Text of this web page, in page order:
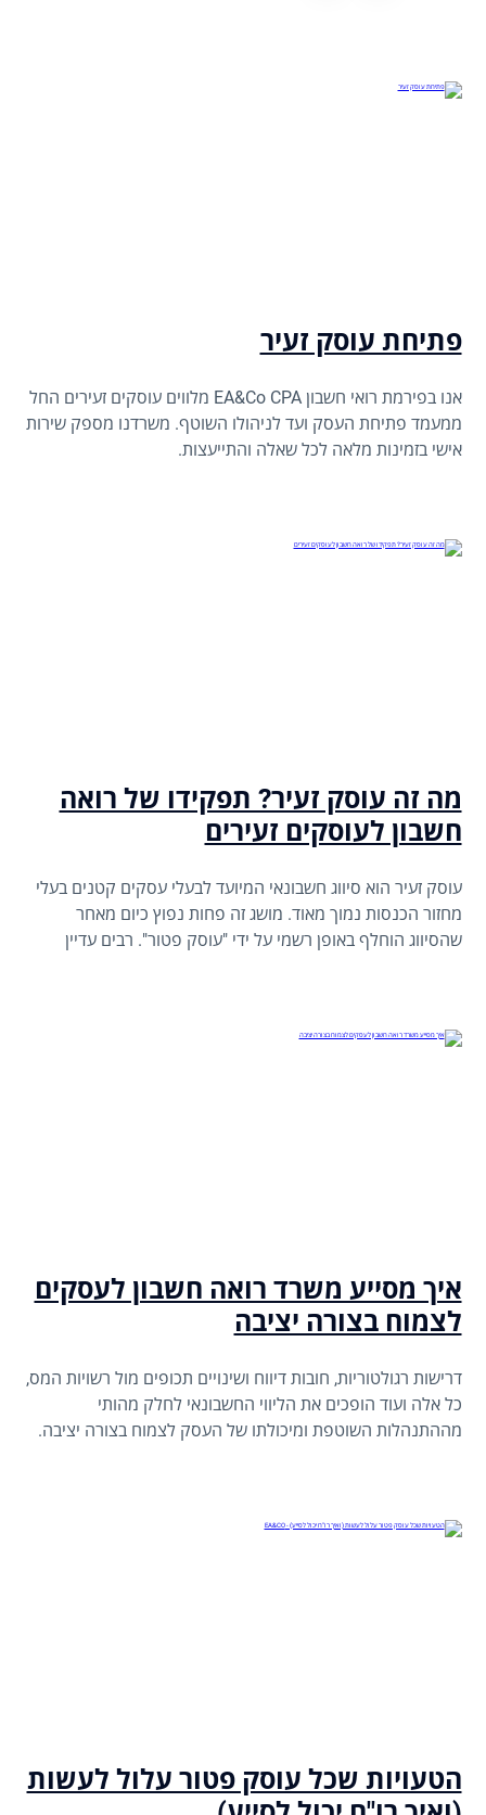
פתיחת עוסק זעיר
אנו בפירמת רואי חשבון EA&Co CPA מלווים עוסקים זעירים החל
ממעמד פתיחת העסק ועד לניהולו השוטף. משרדנו מספק שירות
אישי בזמינות מלאה לכל שאלה והתייעצות.
מה זה עוסק זעיר? תפקידו של רואה
חשבון לעוסקים זעירים
עוסק זעיר הוא סיווג חשבונאי המיועד לבעלי עסקים קטנים בעלי
מחזור הכנסות נמוך מאוד. מושג זה פחות נפוץ כיום מאחר
שהסיווג הוחלף באופן רשמי על ידי "עוסק פטור". רבים עדיין
איך מסייע משרד רואה חשבון לעסקים
לצמוח בצורה יציבה
דרישות רגולטוריות, חובות דיווח ושינויים תכופים מול רשויות המס,
כל אלה ועוד הופכים את הליווי החשבונאי לחלק מהותי
מההתנהלות השוטפת ומיכולתו של העסק לצמוח בצורה יציבה.
הטעויות שכל עוסק פטור עלול לעשות